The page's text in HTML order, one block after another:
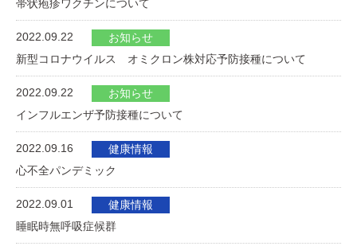
帯状疱疹ワクチンについて
2022.09.22
お知らせ
新型コロナウイルス オミクロン株対応予防接種について
2022.09.22
お知らせ
インフルエンザ予防接種について
2022.09.16
健康情報
心不全パンデミック
2022.09.01
健康情報
睡眠時無呼吸症候群